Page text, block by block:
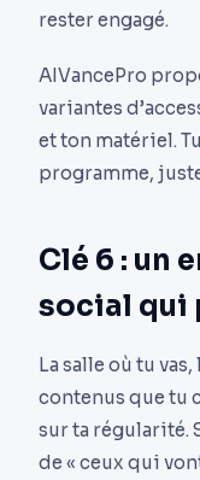
rester engagé.
AIVancePro
variantes
et ton matériel.
programme,
Clé 6 : un
social qui
La salle où tu
contenus que tu
sur ta régularité.
de « ceux qui